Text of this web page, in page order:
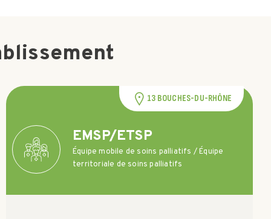
13 BOUCHES-DU-RHÔNE
EMSP/ETSP
Équipe mobile de soins palliatifs / Équipe
territoriale de soins palliatifs